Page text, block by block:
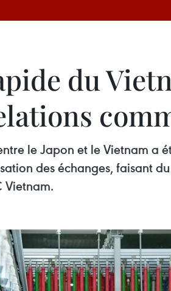
du
le Japon et le Vietnam a
des échanges, faisant
Vietnam.